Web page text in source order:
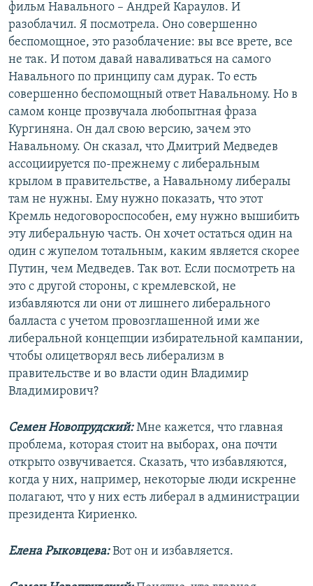
фильм Навального – Андрей Караулов. И
разоблачил. Я посмотрела. Оно совершенно
беспомощное, это разоблачение: вы все врете, все
не так. И потом давай наваливаться на самого
Навального по принципу сам дурак. То есть
совершенно беспомощный ответ Навальному. Но в
самом конце прозвучала любопытная фраза
Кургиняна. Он дал свою версию, зачем это
Навальному. Он сказал, что Дмитрий Медведев
ассоциируется по-прежнему с либеральным
крылом в правительстве, а Навальному либералы
там не нужны. Ему нужно показать, что этот
Кремль недоговороспособен, ему нужно вышибить
эту либеральную часть. Он хочет остаться один на
один с жупелом тотальным, каким является скорее
Путин, чем Медведев. Так вот. Если посмотреть на
это с другой стороны, с кремлевской, не
избавляются ли они от лишнего либерального
балласта с учетом провозглашенной ими же
либеральной концепции избирательной кампании,
чтобы олицетворял весь либерализм в
правительстве и во власти один Владимир
Владимирович?
Семен Новопрудский:Мне кажется, что главная
проблема, которая стоит на выборах, она почти
открыто озвучивается. Сказать, что избавляются,
когда у них, например, некоторые люди искренне
полагают, что у них есть либерал в администрации
президента Кириенко.
Елена Рыковцева:Вот он и избавляется.